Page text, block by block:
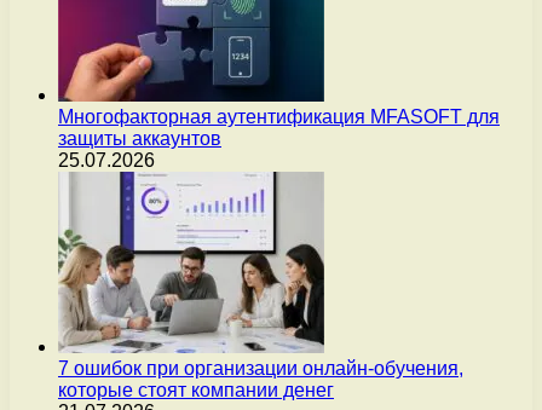
Многофакторная аутентификация MFASOFT для
защиты аккаунтов
25.07.2026
7 ошибок при организации онлайн-обучения,
которые стоят компании денег